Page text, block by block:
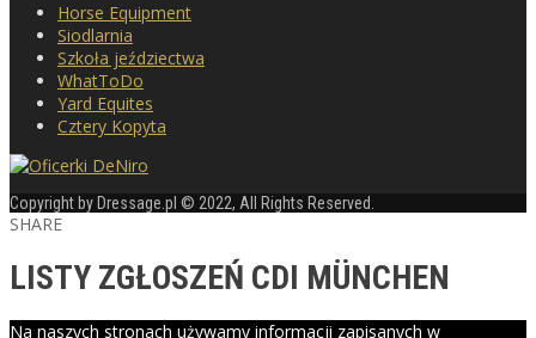
Horse Equipment
Siodlarnia
Szkoła jeździectwa
WhatToDo
Yard Equites
Cztery Kopyta
Copyright by Dressage.pl © 2022, All Rights Reserved.
SHARE
LISTY ZGŁOSZEŃ CDI MÜNCHEN
Na naszych stronach używamy informacji zapisanych w